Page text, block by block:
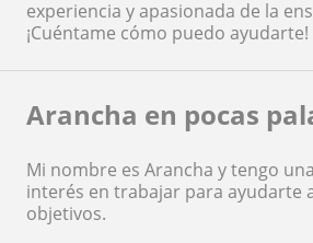
experiencia y apasionada de la
¡Cuéntame cómo puedo ayudarte!
Arancha en pocas
Mi nombre es Arancha y tengo
interés en trabajar para ayudarte
objetivos.